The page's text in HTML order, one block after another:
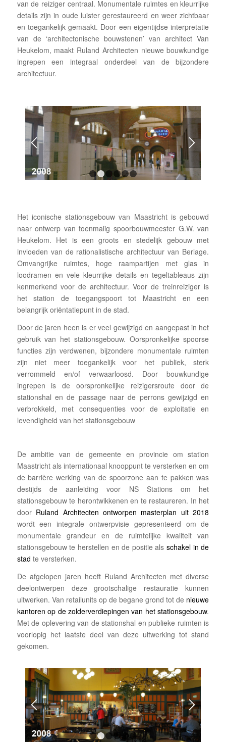
van de reiziger centraal. Monumentale ruimtes en kleurrijke
details zijn in oude luister gerestaureerd en weer zichtbaar
en toegankelijk gemaakt. Door een eigentijdse interpretatie
van de ‘architectonische bouwstenen’ van architect Van
Heukelom, maakt Ruland Architecten nieuwe bouwkundige
ingrepen een integraal onderdeel van de bijzondere
architectuur.
1 2 3 4 5 6
Het iconische stationsgebouw van Maastricht is gebouwd
naar ontwerp van toenmalig spoorbouwmeester G.W. van
Heukelom. Het is een groots en stedelijk gebouw met
invloeden van de rationalistische architectuur van Berlage.
Omvangrijke ruimtes, hoge raampartijen met glas in
loodramen en vele kleurrijke details en tegeltableaus zijn
kenmerkend voor de architectuur. Voor de treinreiziger is
het station de toegangspoort tot Maastricht en een
belangrijk oriëntatiepunt in de stad.
Door de jaren heen is er veel gewijzigd en aangepast in het
gebruik van het stationsgebouw. Oorspronkelijke spoorse
functies zijn verdwenen, bijzondere monumentale ruimten
zijn niet meer toegankelijk voor het publiek, sterk
verrommeld en/of verwaarloosd. Door bouwkundige
ingrepen is de oorspronkelijke reizigersroute door de
stationshal en de passage naar de perrons gewijzigd en
verbrokkeld, met consequenties voor de exploitatie en
levendigheid van het stationsgebouw
De ambitie van de gemeente en provincie om station
Maastricht als internationaal knooppunt te versterken en om
de barrière werking van de spoorzone aan te pakken was
destijds de aanleiding voor NS Stations om het
stationsgebouw te herontwikkenen en te restaureren. In het
door Ruland Architecten ontworpen masterplan uit 2018
wordt een integrale ontwerpvisie gepresenteerd om de
monumentale grandeur en de ruimtelijke kwaliteit van
stationsgebouw te herstellen en de positie alsschakel in de
stad te versterken.
De afgelopen jaren heeft Ruland Architecten met diverse
deelontwerpen deze grootschalige restauratie kunnen
uitwerken. Van retailunits op de begane grond tot de nieuwe
kantoren op de zolderverdiepingen van het stationsgebouw.
Met de oplevering van de stationshal en publieke ruimten is
voorlopig het laatste deel van deze uitwerking tot stand
gekomen.
1 2 3 4 5 6